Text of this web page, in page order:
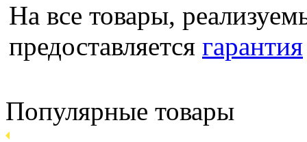
На все товары,
предоставляется гарантия
Популярные товары